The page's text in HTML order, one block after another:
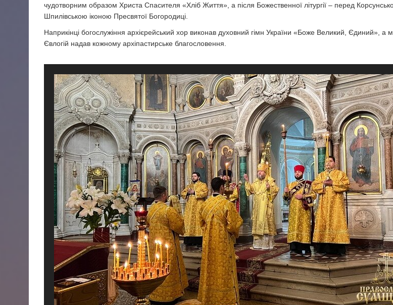
чудотворним образом Христа Спасителя «Хліб Життя», а після Божественної літургії – перед
Шпилівською іконою Пресвятої Богородиці.
Наприкінці богослужіння архієрейський хор виконав духовний гімн України «Боже Великий, Єдиний», а
Євлогій надав кожному архіпастирське благословення.